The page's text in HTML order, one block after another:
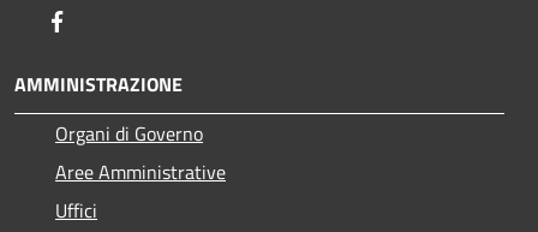
AMMINISTRAZIONE
Organi di Governo
Aree Amministrative
Uffici